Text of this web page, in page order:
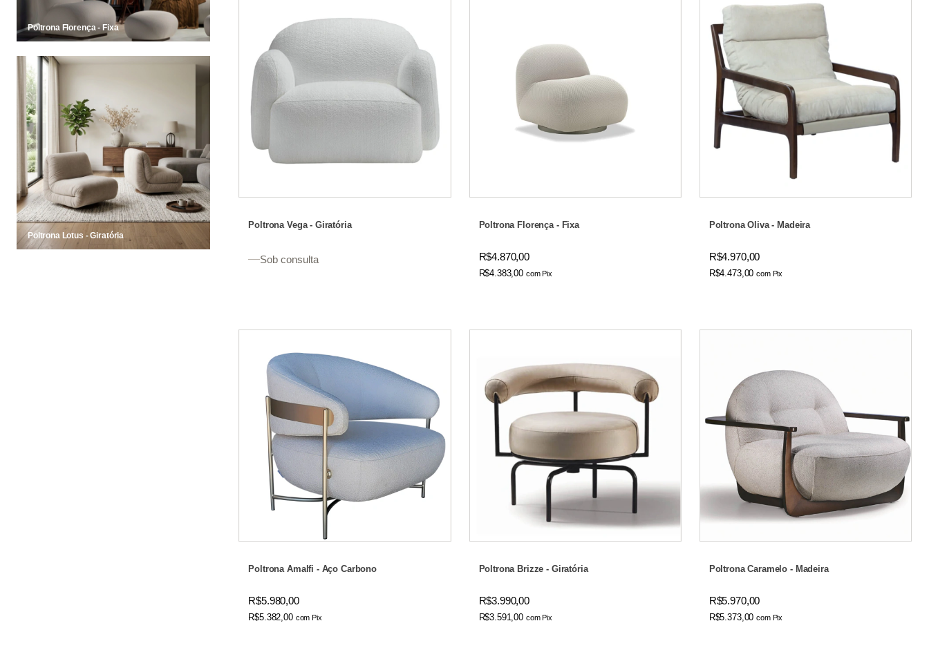
Poltrona Vega - Giratória
Sob consulta
Poltrona Florença - Fixa
R$4.870,00
R$4.383,00 com Pix
Poltrona Oliva - Madeira
R$4.970,00
R$4.473,00com Pix
Poltrona Amalfi - Aço Carbono
R$5.980,00
R$5.382,00 com Pix
Poltrona Brizze - Giratória
R$3.990,00
R$3.591,00 com Pix
Poltrona Caramelo - Madeira
R$5.970,00
R$5.373,00com Pix
Poltrona Florença - Fixa
Poltrona Lotus - Giratória